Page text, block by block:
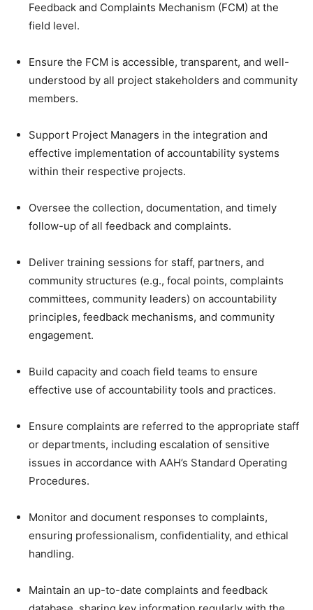
Feedback and Complaints Mechanism (FCM) at the
field level.
Ensure the FCM is accessible, transparent, and well-
understood by all project stakeholders and community
members.
Support Project Managers in the integration and
effective implementation of accountability systems
within their respective projects.
Oversee the collection, documentation, and timely
follow-up of all feedback and complaints.
Deliver training sessions for staff, partners, and
community structures (e.g., focal points, complaints
committees, community leaders) on accountability
principles, feedback mechanisms, and community
engagement.
Build capacity and coach field teams to ensure
effective use of accountability tools and practices.
Ensure complaints are referred to the appropriate staff
or departments, including escalation of sensitive
issues in accordance with AAH’s Standard Operating
Procedures.
Monitor and document responses to complaints,
ensuring professionalism, confidentiality, and ethical
handling.
Maintain an up-to-date complaints and feedback